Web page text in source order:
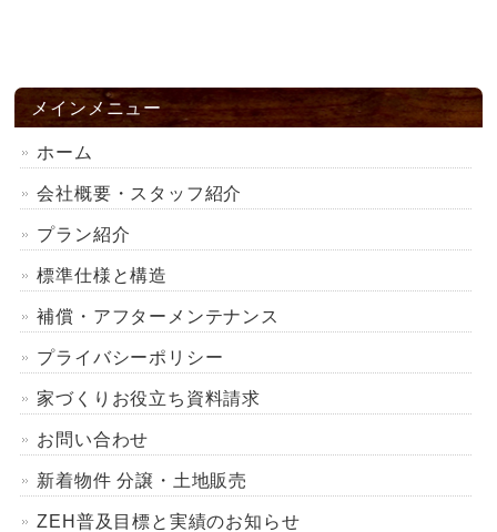
メインメニュー
ホーム
会社概要・スタッフ紹介
プラン紹介
標準仕様と構造
補償・アフターメンテナンス
プライバシーポリシー
家づくりお役立ち資料請求
お問い合わせ
新着物件 分譲・土地販売
ZEH普及目標と実績のお知らせ